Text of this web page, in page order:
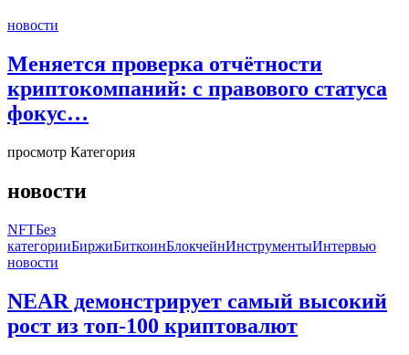
новости
Меняется проверка отчётности
криптокомпаний: с правового статуса
фокус…
просмотр Категория
новости
NFTБез
категорииБиржиБиткоинБлокчейнИнструментыИнтервью
новости
NEAR демонстрирует самый высокий
рост из топ-100 криптовалют